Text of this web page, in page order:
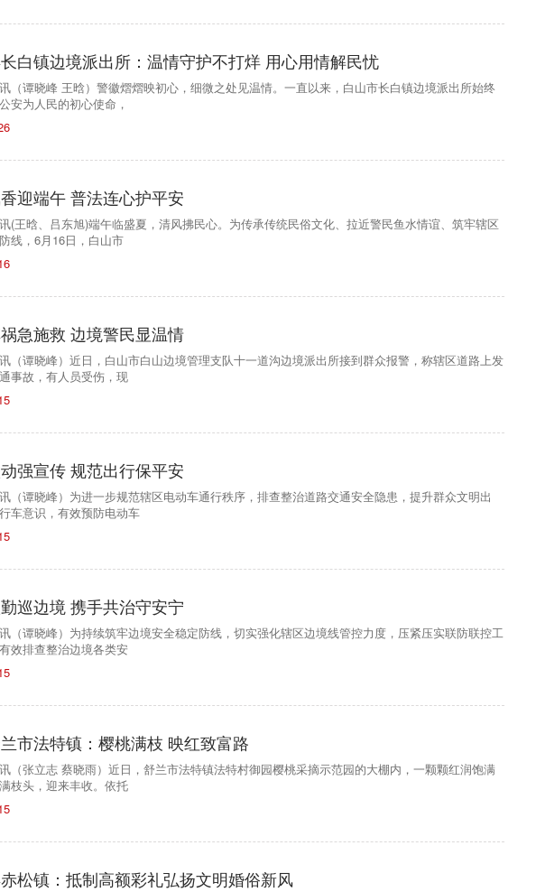
白镇边境派出所：温情守护不打烊 用心用情解民忧
（谭晓峰 王晗）警徽熠熠映初心，细微之处见温情。一直以来，白山市长白镇边境派出所始终
安为人民的初心使命，
迎端午 普法连心护平安
(王晗、吕东旭)端午临盛夏，清风拂民心。为传承传统民俗文化、拉近警民鱼水情谊、筑牢辖区
线，6月16日，白山市
急施救 边境警民显温情
（谭晓峰）近日，白山市白山边境管理支队十一道沟边境派出所接到群众报警，称辖区道路上发
事故，有人员受伤，现
强宣传 规范出行保平安
（谭晓峰）为进一步规范辖区电动车通行秩序，排查整治道路交通安全隐患，提升群众文明出
车意识，有效预防电动车
巡边境 携手共治守安宁
（谭晓峰）为持续筑牢边境安全稳定防线，切实强化辖区边境线管控力度，压紧压实联防联控工
效排查整治边境各类安
市法特镇：樱桃满枝 映红致富路
（张立志 蔡晓雨）近日，舒兰市法特镇法特村御园樱桃采摘示范园的大棚内，一颗颗红润饱满
枝头，迎来丰收。依托
松镇：抵制高额彩礼弘扬文明婚俗新风